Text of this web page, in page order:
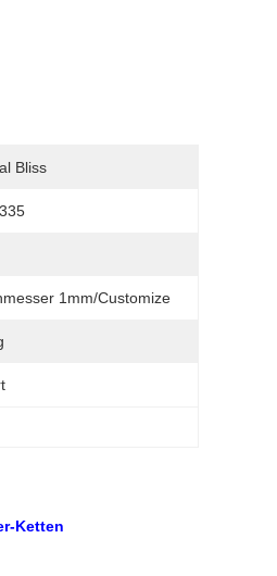
Bliss
1mm/Customize
Ketten